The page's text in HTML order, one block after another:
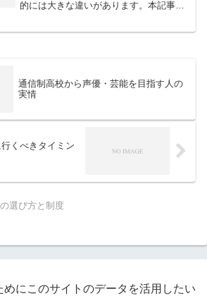
的には大きな違いがあります。本記事で
通信制高校から声優・芸能を目指す人の
実情
くべきタイミン
選び方と制度
にこのサイトのデータを活用したい